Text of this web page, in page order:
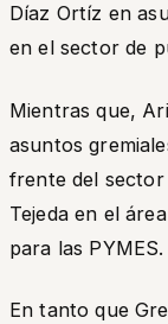
Díaz Ortíz en
en el sector de
Mientras que,
asuntos
frente del sector
Tejeda en el
para las PYMES.
En tanto que